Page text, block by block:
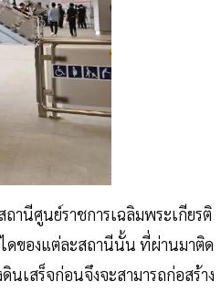
านีศูนย์ราชการเฉลิมพระเกียรติ
ดของแต่ละสถานีนั้น ที่ผ่านมาติด
เสร็จก่อนจึงจะสามารถก่อสร้าง